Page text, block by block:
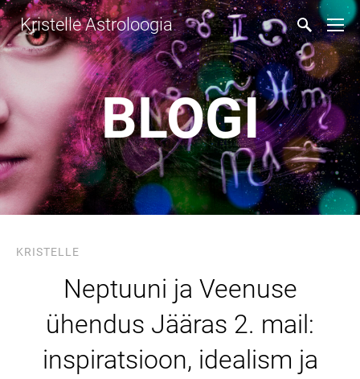
Kristelle Astroloogia
BLOGI
KRISTELLE
Neptuuni ja Veenuse
ühendus Jääras 2. mail:
inspiratsioon, idealism ja